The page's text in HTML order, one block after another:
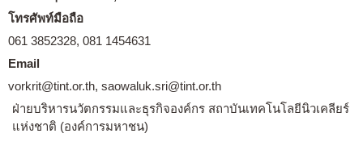
โทรศัพท์มือถือ
061 3852328, 081 1454631
Email
vorkrit@tint.or.th, saowaluk.sri@tint.or.th
ฝ่ายบริหารนวัตกรรมและธุรกิจองค์กร สถาบันเทคโนโลยีนิวเคลียร์
แห่งชาติ (องค์การมหาชน)